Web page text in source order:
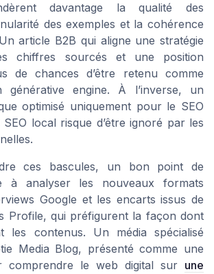
davantage la qualité des
des exemples et la cohérence
article B2B qui aligne une stratégie
chiffres sourcés et une position
de chances d’être retenu comme
engine. À l’inverse, un
optimisé uniquement pour le SEO
SEO local risque d’être ignoré par les
ces bascules, un bon point de
à analyser les nouveaux formats
Google et les encarts issus de
Profile, qui préfigurent la façon dont
les contenus. Un média spécialisé
Media Blog, présenté comme une
comprendre le web digital sur une